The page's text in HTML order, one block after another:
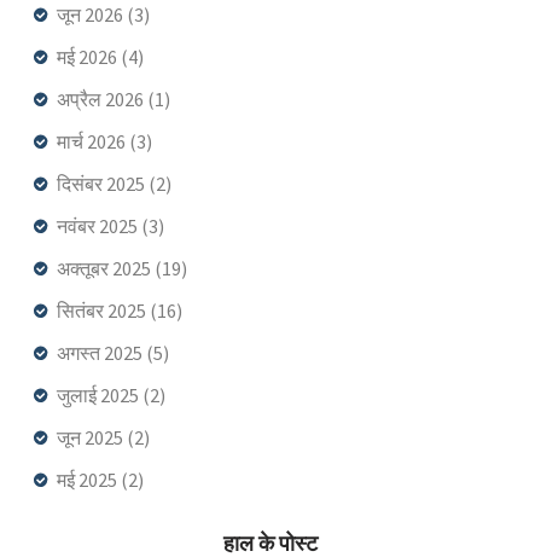
जून 2026 (3)
मई 2026 (4)
अप्रैल 2026 (1)
मार्च 2026 (3)
दिसंबर 2025 (2)
नवंबर 2025 (3)
अक्तूबर 2025 (19)
सितंबर 2025 (16)
अगस्त 2025 (5)
जुलाई 2025 (2)
जून 2025 (2)
मई 2025 (2)
हाल के पोस्ट